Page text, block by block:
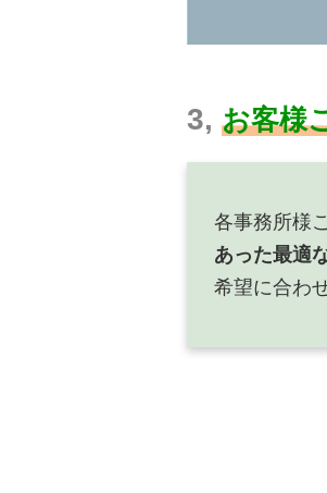
3, お客様
各事務所様
あった最適
希望に合わ